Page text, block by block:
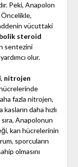
Peki, Anapolon
vücuttaki
steroid
sentezini
olur.
nitrojen
fazla nitrojen,
daha hızlı
Anapolonun
kan hücrelerinin
sporcuların
olmasını